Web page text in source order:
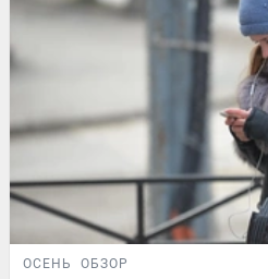
ОСЕНЬ ОБЗОР